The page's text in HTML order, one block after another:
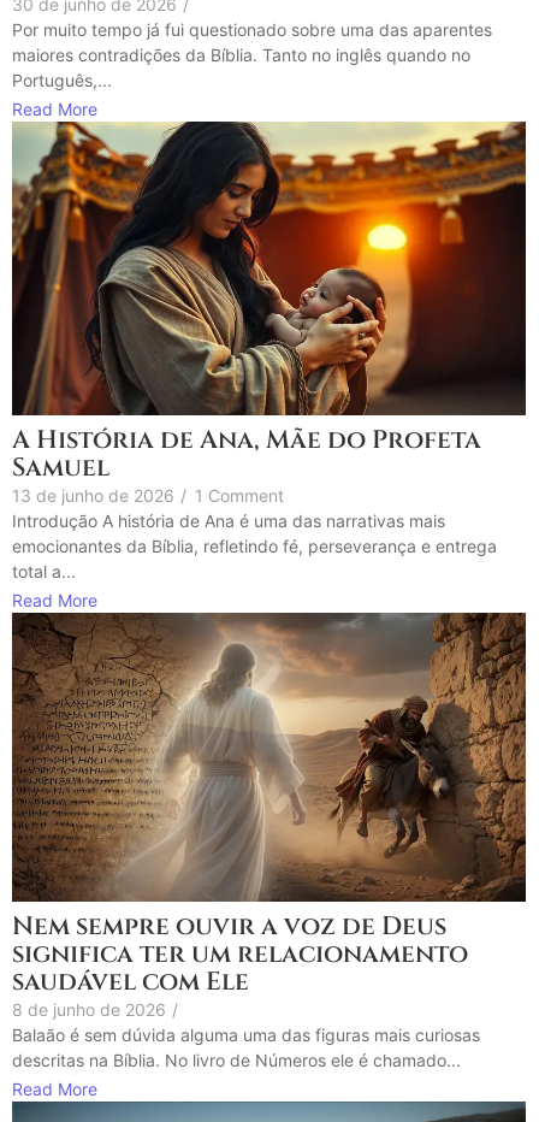
Por muito tempo já fui questionado sobre uma das aparentes
maiores contradições da Bíblia. Tanto no inglês quando no
Português,...
Read More
A História de Ana, Mãe do Profeta
Samuel
13 de junho de 2026 / 1 Comment
Introdução A história de Ana é uma das narrativas mais
emocionantes da Bíblia, refletindo fé, perseverança e entrega
total a...
Read More
Nem sempre ouvir a voz de Deus
significa ter um relacionamento
saudável com Ele
8 de junho de 2026 /
Balaão é sem dúvida alguma uma das figuras mais curiosas
descritas na Bíblia. No livro de Números ele é chamado...
Read More